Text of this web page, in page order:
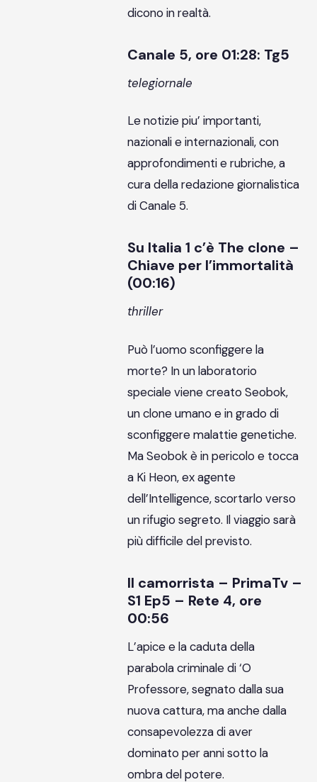
dicono in realtà.
Canale 5, ore 01:28: Tg5
telegiornale
Le notizie piu’ importanti,
nazionali e internazionali, con
approfondimenti e rubriche, a
cura della redazione giornalistica
di Canale 5.
Su Italia 1 c’è The clone –
Chiave per l’immortalità
(00:16)
thriller
Può l’uomo sconfiggere la
morte? In un laboratorio
speciale viene creato Seobok,
un clone umano e in grado di
sconfiggere malattie genetiche.
Ma Seobok è in pericolo e tocca
a Ki Heon, ex agente
dell’Intelligence, scortarlo verso
un rifugio segreto. Il viaggio sarà
più difficile del previsto.
Il camorrista – PrimaTv –
S1 Ep5 – Rete 4, ore
00:56
L’apice e la caduta della
parabola criminale di ‘O
Professore, segnato dalla sua
nuova cattura, ma anche dalla
consapevolezza di aver
dominato per anni sotto la
ombra del potere.